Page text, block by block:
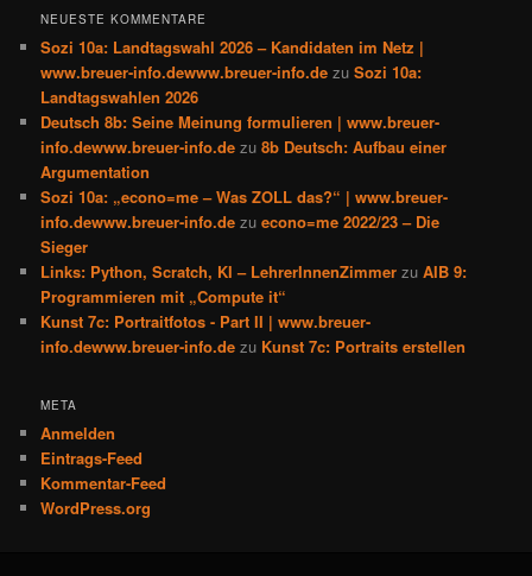
NEUESTE KOMMENTARE
Sozi 10a: Landtagswahl 2026 – Kandidaten im Netz |
www.breuer-info.dewww.breuer-info.de zuSozi 10a:
Landtagswahlen 2026
Deutsch 8b: Seine Meinung formulieren | www.breuer-
info.dewww.breuer-info.de zu8b Deutsch: Aufbau einer
Argumentation
Sozi 10a: „econo=me – Was ZOLL das?“ | www.breuer-
info.dewww.breuer-info.de zuecono=me 2022/23 – Die
Sieger
Links: Python, Scratch, KI – LehrerInnenZimmer zuAIB 9:
Programmieren mit „Compute it“
Kunst 7c: Portraitfotos - Part II | www.breuer-
info.dewww.breuer-info.de zu Kunst 7c: Portraits erstellen
META
Anmelden
Eintrags-Feed
Kommentar-Feed
WordPress.org